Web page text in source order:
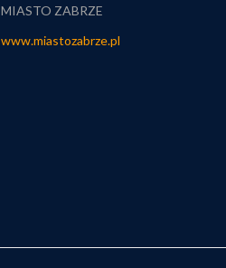
MIASTO ZABRZE
www.miastozabrze.pl